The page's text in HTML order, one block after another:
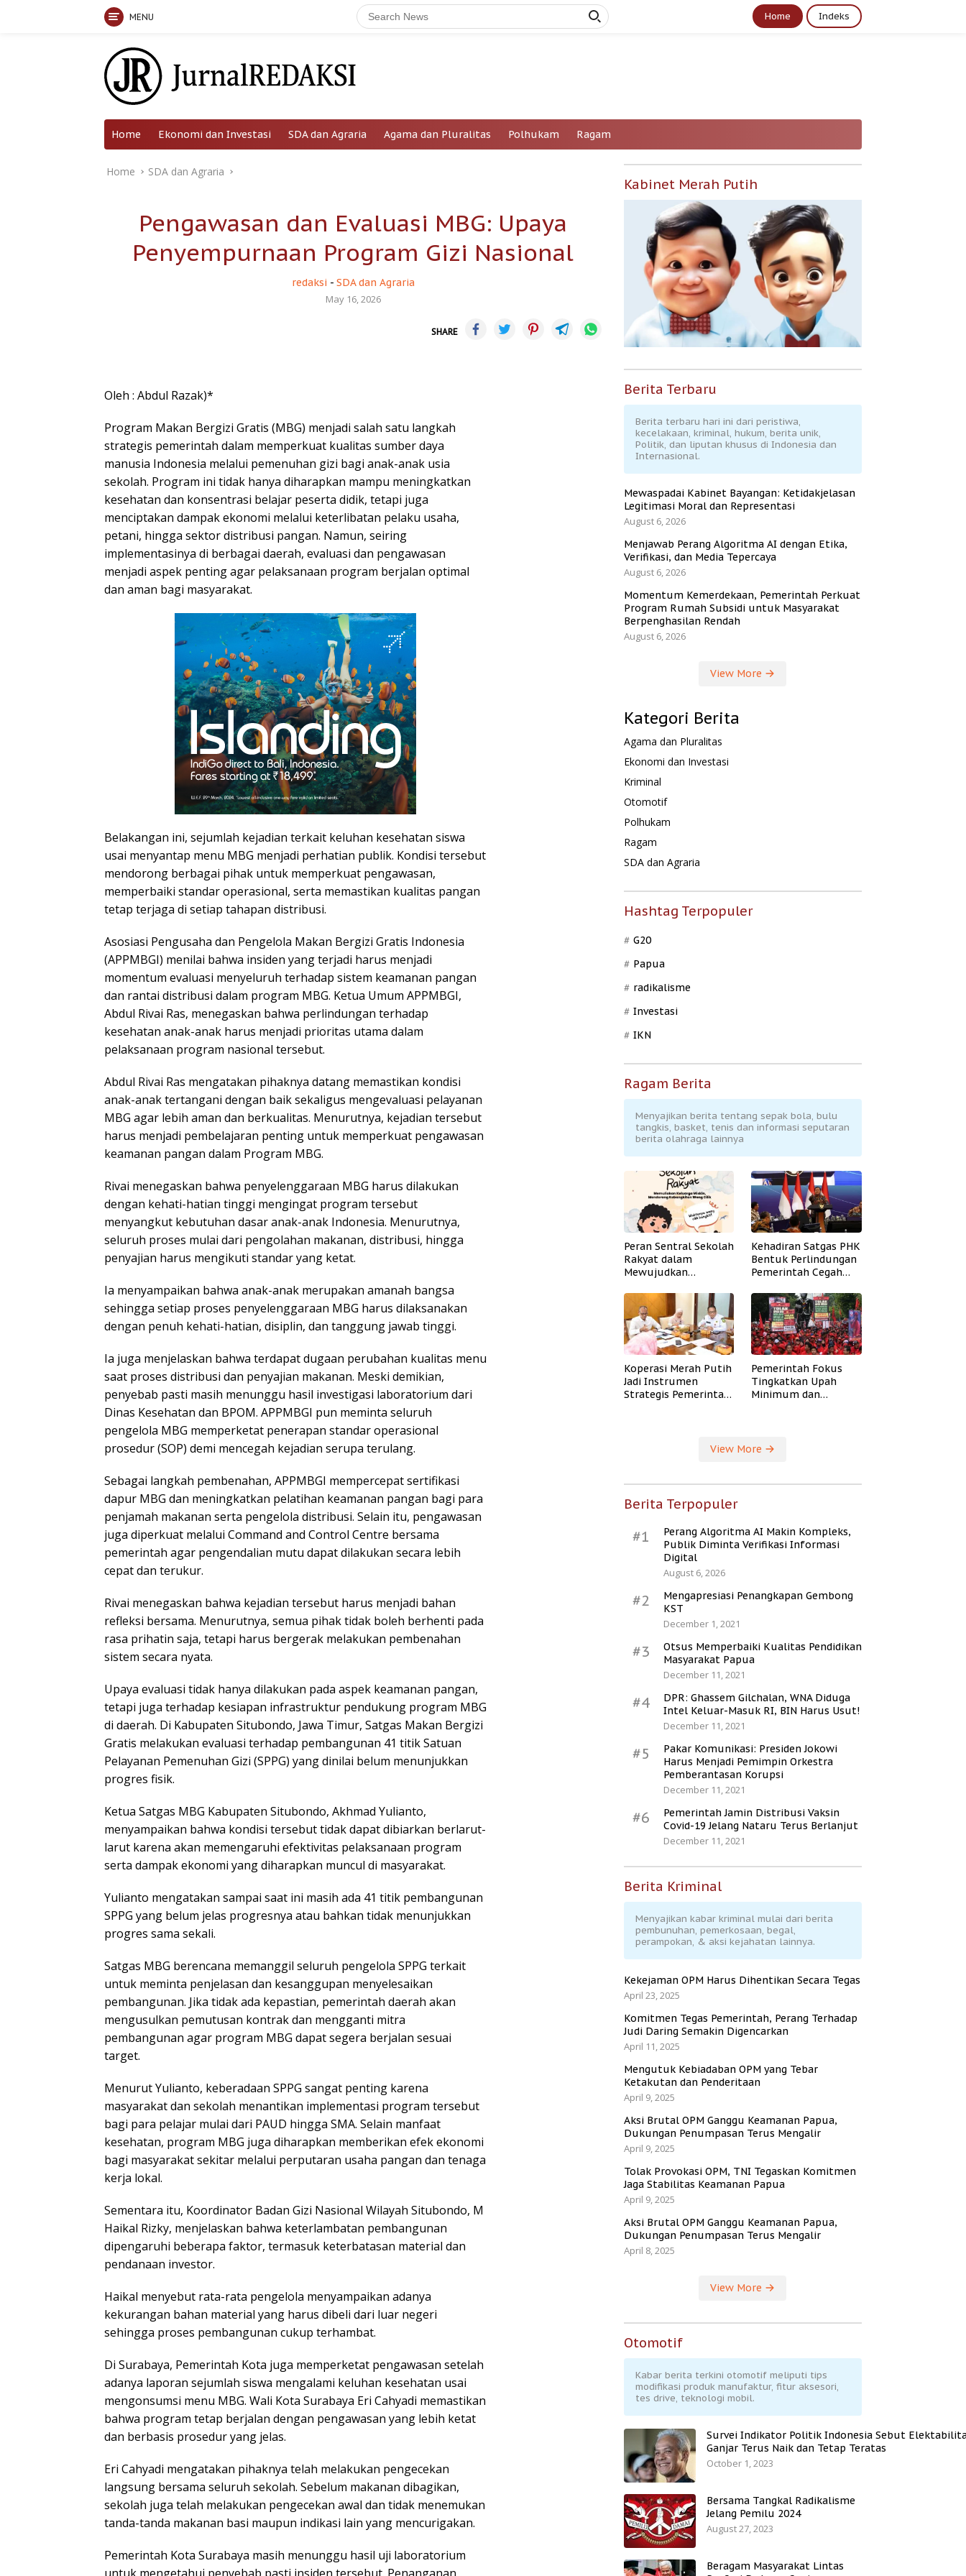
MENU Home Indeks
Home Ekonomi dan Investasi SDA dan Agraria Agama dan Pluralitas Polhukam Ragam
Home SDA dan Agraria
Pengawasan dan Evaluasi MBG: Upaya
Penyempurnaan Program Gizi Nasional
redaksi - SDA dan Agraria
May 16, 2026
SHARE
Oleh : Abdul Razak)*
Program Makan Bergizi Gratis (MBG) menjadi salah satu langkah
strategis pemerintah dalam memperkuat kualitas sumber daya
manusia Indonesia melalui pemenuhan gizi bagi anak-anak usia
sekolah. Program ini tidak hanya diharapkan mampu meningkatkan
kesehatan dan konsentrasi belajar peserta didik, tetapi juga
menciptakan dampak ekonomi melalui keterlibatan pelaku usaha,
petani, hingga sektor distribusi pangan. Namun, seiring
implementasinya di berbagai daerah, evaluasi dan pengawasan
menjadi aspek penting agar pelaksanaan program berjalan optimal
dan aman bagi masyarakat.
Belakangan ini, sejumlah kejadian terkait keluhan kesehatan siswa
usai menyantap menu MBG menjadi perhatian publik. Kondisi tersebut
mendorong berbagai pihak untuk memperkuat pengawasan,
memperbaiki standar operasional, serta memastikan kualitas pangan
tetap terjaga di setiap tahapan distribusi.
Asosiasi Pengusaha dan Pengelola Makan Bergizi Gratis Indonesia
(APPMBGI) menilai bahwa insiden yang terjadi harus menjadi
momentum evaluasi menyeluruh terhadap sistem keamanan pangan
dan rantai distribusi dalam program MBG. Ketua Umum APPMBGI,
Abdul Rivai Ras, menegaskan bahwa perlindungan terhadap
kesehatan anak-anak harus menjadi prioritas utama dalam
pelaksanaan program nasional tersebut.
Abdul Rivai Ras mengatakan pihaknya datang memastikan kondisi
anak-anak tertangani dengan baik sekaligus mengevaluasi pelayanan
MBG agar lebih aman dan berkualitas. Menurutnya, kejadian tersebut
harus menjadi pembelajaran penting untuk memperkuat pengawasan
keamanan pangan dalam Program MBG.
Rivai menegaskan bahwa penyelenggaraan MBG harus dilakukan
dengan kehati-hatian tinggi mengingat program tersebut
menyangkut kebutuhan dasar anak-anak Indonesia. Menurutnya,
seluruh proses mulai dari pengolahan makanan, distribusi, hingga
penyajian harus mengikuti standar yang ketat.
Ia menyampaikan bahwa anak-anak merupakan amanah bangsa
sehingga setiap proses penyelenggaraan MBG harus dilaksanakan
dengan penuh kehati-hatian, disiplin, dan tanggung jawab tinggi.
Ia juga menjelaskan bahwa terdapat dugaan perubahan kualitas menu
saat proses distribusi dan penyajian makanan. Meski demikian,
penyebab pasti masih menunggu hasil investigasi laboratorium dari
Dinas Kesehatan dan BPOM. APPMBGI pun meminta seluruh
pengelola MBG memperketat penerapan standar operasional
prosedur (SOP) demi mencegah kejadian serupa terulang.
Sebagai langkah pembenahan, APPMBGI mempercepat sertifikasi
dapur MBG dan meningkatkan pelatihan keamanan pangan bagi para
penjamah makanan serta pengelola distribusi. Selain itu, pengawasan
juga diperkuat melalui Command and Control Centre bersama
pemerintah agar pengendalian mutu dapat dilakukan secara lebih
cepat dan terukur.
Rivai menegaskan bahwa kejadian tersebut harus menjadi bahan
refleksi bersama. Menurutnya, semua pihak tidak boleh berhenti pada
rasa prihatin saja, tetapi harus bergerak melakukan pembenahan
sistem secara nyata.
Upaya evaluasi tidak hanya dilakukan pada aspek keamanan pangan,
tetapi juga terhadap kesiapan infrastruktur pendukung program MBG
di daerah. Di Kabupaten Situbondo, Jawa Timur, Satgas Makan Bergizi
Gratis melakukan evaluasi terhadap pembangunan 41 titik Satuan
Pelayanan Pemenuhan Gizi (SPPG) yang dinilai belum menunjukkan
progres fisik.
Ketua Satgas MBG Kabupaten Situbondo, Akhmad Yulianto,
menyampaikan bahwa kondisi tersebut tidak dapat dibiarkan berlarut-
larut karena akan memengaruhi efektivitas pelaksanaan program
serta dampak ekonomi yang diharapkan muncul di masyarakat.
Yulianto mengatakan sampai saat ini masih ada 41 titik pembangunan
SPPG yang belum jelas progresnya atau bahkan tidak menunjukkan
progres sama sekali.
Satgas MBG berencana memanggil seluruh pengelola SPPG terkait
untuk meminta penjelasan dan kesanggupan menyelesaikan
pembangunan. Jika tidak ada kepastian, pemerintah daerah akan
mengusulkan pemutusan kontrak dan mengganti mitra
pembangunan agar program MBG dapat segera berjalan sesuai
target.
Menurut Yulianto, keberadaan SPPG sangat penting karena
masyarakat dan sekolah menantikan implementasi program tersebut
bagi para pelajar mulai dari PAUD hingga SMA. Selain manfaat
kesehatan, program MBG juga diharapkan memberikan efek ekonomi
bagi masyarakat sekitar melalui perputaran usaha pangan dan tenaga
kerja lokal.
Sementara itu, Koordinator Badan Gizi Nasional Wilayah Situbondo, M
Haikal Rizky, menjelaskan bahwa keterlambatan pembangunan
dipengaruhi beberapa faktor, termasuk keterbatasan material dan
pendanaan investor.
Haikal menyebut rata-rata pengelola menyampaikan adanya
kekurangan bahan material yang harus dibeli dari luar negeri
sehingga proses pembangunan cukup terhambat.
Di Surabaya, Pemerintah Kota juga memperketat pengawasan setelah
adanya laporan sejumlah siswa mengalami keluhan kesehatan usai
mengonsumsi menu MBG. Wali Kota Surabaya Eri Cahyadi memastikan
bahwa program tetap berjalan dengan pengawasan yang lebih ketat
dan berbasis prosedur yang jelas.
Eri Cahyadi mengatakan pihaknya telah melakukan pengecekan
langsung bersama seluruh sekolah. Sebelum makanan dibagikan,
sekolah juga telah melakukan pengecekan awal dan tidak menemukan
tanda-tanda makanan basi maupun indikasi lain yang mencurigakan.
Pemerintah Kota Surabaya masih menunggu hasil uji laboratorium
Kabinet Merah Putih
Berita Terbaru
Berita terbaru hari ini dari peristiwa,
kecelakaan, kriminal, hukum, berita unik,
Politik, dan liputan khusus di Indonesia dan
Internasional.
Mewaspadai Kabinet Bayangan: Ketidakjelasan
Legitimasi Moral dan Representasi
August 6, 2026
Menjawab Perang Algoritma AI dengan Etika,
Verifikasi, dan Media Tepercaya
August 6, 2026
Momentum Kemerdekaan, Pemerintah Perkuat
Program Rumah Subsidi untuk Masyarakat
Berpenghasilan Rendah
August 6, 2026
View More
Kategori Berita
Agama dan Pluralitas
Ekonomi dan Investasi
Kriminal
Otomotif
Polhukam
Ragam
SDA dan Agraria
Hashtag Terpopuler
G20
Papua
radikalisme
Investasi
IKN
Ragam Berita
Menyajikan berita tentang sepak bola, bulu
tangkis, basket, tenis dan informasi seputaran
berita olahraga lainnya
Peran Sentral Sekolah
Rakyat dalam
Mewujudkan
Kehadiran Satgas PHK
Bentuk Perlindungan
Pemerintah Cegah
Koperasi Merah Putih
Jadi Instrumen
Strategis Pemerintah
Pemerintah Fokus
Tingkatkan Upah
Minimum dan
View More
Berita Terpopuler
#1
Perang Algoritma AI Makin Kompleks,
Publik Diminta Verifikasi Informasi
Digital
August 6, 2026
#2
Mengapresiasi Penangkapan Gembong
KST
December 1, 2021
#3
Otsus Memperbaiki Kualitas Pendidikan
Masyarakat Papua
December 11, 2021
#4
DPR: Ghassem Gilchalan, WNA Diduga
Intel Keluar-Masuk RI, BIN Harus Usut!
December 11, 2021
#5
Pakar Komunikasi: Presiden Jokowi
Harus Menjadi Pemimpin Orkestra
Pemberantasan Korupsi
December 11, 2021
#6
Pemerintah Jamin Distribusi Vaksin
Covid-19 Jelang Nataru Terus Berlanjut
December 11, 2021
Berita Kriminal
Menyajikan kabar kriminal mulai dari berita
pembunuhan, pemerkosaan, begal,
perampokan, & aksi kejahatan lainnya.
Kekejaman OPM Harus Dihentikan Secara Tegas
April 23, 2025
Komitmen Tegas Pemerintah, Perang Terhadap
Judi Daring Semakin Digencarkan
April 11, 2025
Mengutuk Kebiadaban OPM yang Tebar
Ketakutan dan Penderitaan
April 9, 2025
Aksi Brutal OPM Ganggu Keamanan Papua,
Dukungan Penumpasan Terus Mengalir
April 9, 2025
Tolak Provokasi OPM, TNI Tegaskan Komitmen
Jaga Stabilitas Keamanan Papua
April 9, 2025
Aksi Brutal OPM Ganggu Keamanan Papua,
Dukungan Penumpasan Terus Mengalir
April 8, 2025
View More
Otomotif
Kabar berita terkini otomotif meliputi tips
modifikasi produk manufaktur, fitur aksesori,
tes drive, teknologi mobil.
Survei Indikator Politik Indonesia Sebut
Ganjar Terus Naik dan Tetap Teratas
October 1, 2023
Bersama Tangkal Radikalisme
Jelang Pemilu 2024
August 27, 2023
Beragam Masyarakat Lintas